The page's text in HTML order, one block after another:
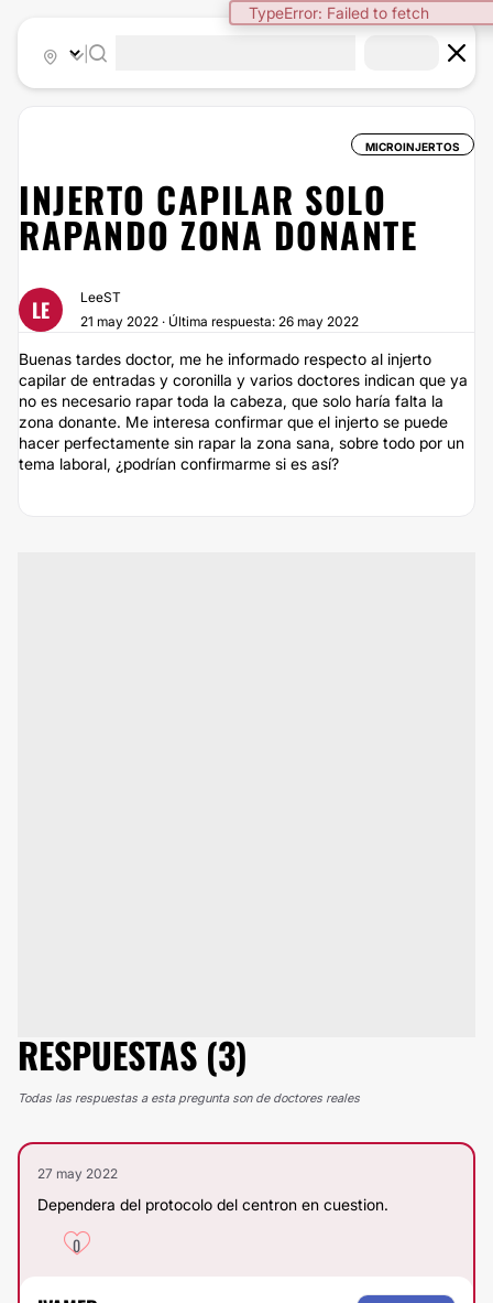
TypeError: Failed to fetch
MICROINJERTOS
INJERTO CAPILAR SOLO
RAPANDO ZONA DONANTE
LE
LeeST
21 may 2022 · Última respuesta: 26 may 2022
Buenas tardes doctor, me he informado respecto al injerto
capilar de entradas y coronilla y varios doctores indican que ya
no es necesario rapar toda la cabeza, que solo haría falta la
zona donante. Me interesa confirmar que el injerto se puede
hacer perfectamente sin rapar la zona sana, sobre todo por un
tema laboral, ¿podrían confirmarme si es así?
RESPUESTAS (3)
Todas las respuestas a esta pregunta son de doctores reales
27 may 2022
Dependera del protocolo del centron en cuestion.
0